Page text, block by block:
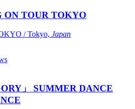
ON TOUR TOKYO
/ Tokyo, Japan
」 SUMMER DANCE